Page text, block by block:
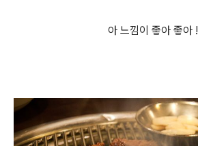
아 느낌이 좋아 좋아 !